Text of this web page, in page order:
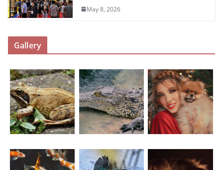
May 8, 2026
Gallery